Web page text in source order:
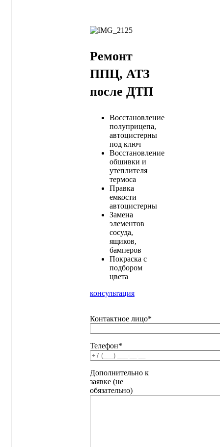
Ремонт
ППЦ, АТЗ
после ДТП
Восстановление
полуприцепа,
автоцистерны
под ключ
Восстановление
обшивки и
утеплителя
термоса
Правка
емкости
автоцистерны
Замена
элементов
сосуда,
ящиков,
бамперов
Покраска с
подбором
цвета
консультация
Контактное лицо*
Телефон*
Дополнительно к
заявке (не
обязательно)